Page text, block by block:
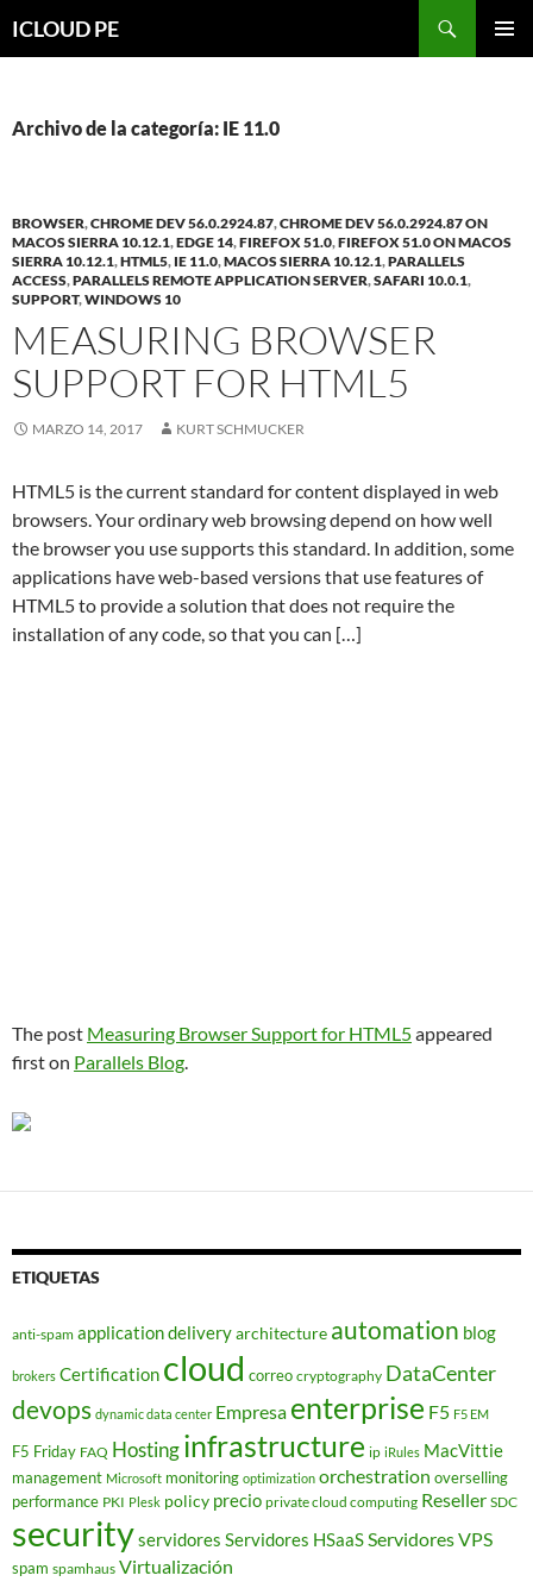
hacia
ICLOUD PE
Archivo de la categoría: IE 11.0
BROWSER,CHROME DEV 56.0.2924.87,CHROME DEV 56.0.2924.87 ON
MACOS SIERRA 10.12.1,EDGE 14,FIREFOX 51.0,FIREFOX 51.0 ON MACOS
SIERRA 10.12.1,HTML5, IE 11.0,MACOS SIERRA 10.12.1,PARALLELS
ACCESS,PARALLELS REMOTE APPLICATION SERVER,SAFARI 10.0.1,
SUPPORT,WINDOWS 10
MEASURING BROWSER
SUPPORT FOR HTML5
MARZO 14, 2017 KURT SCHMUCKER
HTML5 is the current standard for content displayed in web
browsers. Your ordinary web browsing depend on how well
the browser you use supports this standard. In addition, some
applications have web-based versions that use features of
HTML5 to provide a solution that does not require the
installation of any code, so that you can […]
The post Measuring Browser Support for HTML5appeared
first on Parallels Blog.
ETIQUETAS
anti-spam application deliveryarchitecture automation blog
brokers Certification cloud correo cryptography DataCenter
devops dynamic data center Empresa enterprise F5 F5 EM
F5 Friday FAQ Hostinginfrastructure ip iRules MacVittie
management Microsoft monitoring optimization orchestration overselling
performance PKI Plesk policy precio private cloud computing Reseller SDC
securityservidores Servidores HSaaSServidores VPS
spam spamhaus Virtualización